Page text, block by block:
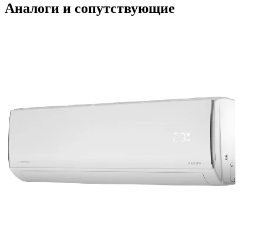
Аналоги и сопутствующие